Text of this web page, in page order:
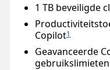
1 TB beveiligde
Copilot1
Geavanceerde